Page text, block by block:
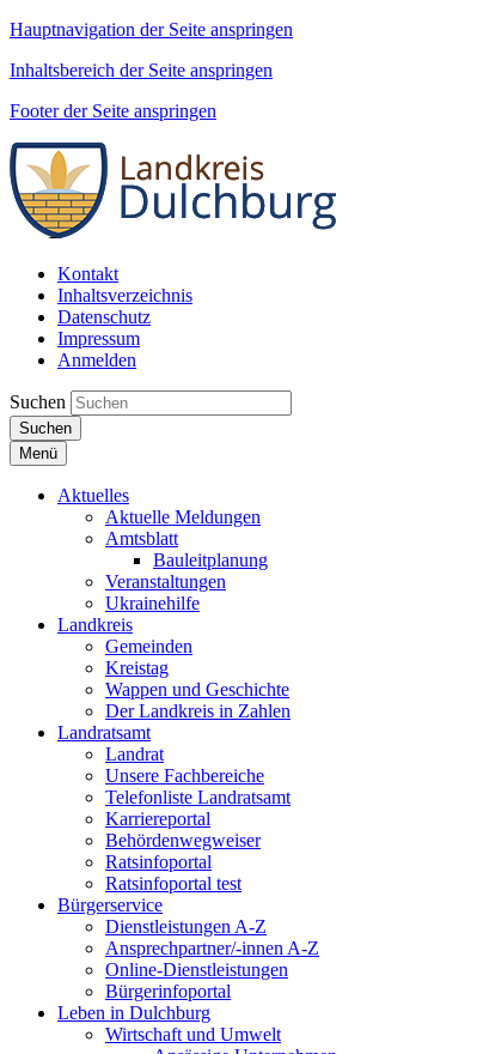
Hauptnavigation der Seite anspringen
Inhaltsbereich der Seite anspringen
Footer der Seite anspringen
Kontakt
Inhaltsverzeichnis
Datenschutz
Impressum
Anmelden
Suchen
Suchen
Menü
Aktuelles
Aktuelle Meldungen
Amtsblatt
Bauleitplanung
Veranstaltungen
Ukrainehilfe
Landkreis
Gemeinden
Kreistag
Wappen und Geschichte
Der Landkreis in Zahlen
Landratsamt
Landrat
Unsere Fachbereiche
Telefonliste Landratsamt
Karriereportal
Behördenwegweiser
Ratsinfoportal
Ratsinfoportal test
Bürgerservice
Dienstleistungen A-Z
Ansprechpartner/-innen A-Z
Online-Dienstleistungen
Bürgerinfoportal
Leben in Dulchburg
Wirtschaft und Umwelt